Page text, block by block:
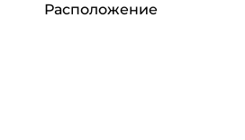
Расположение